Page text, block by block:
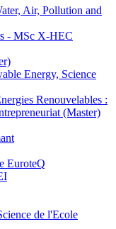
Air, Pollution and
- MSc X-HEC
Energy, Science
Renouvelables :
(Master)
EuroteQ
de l'Ecole